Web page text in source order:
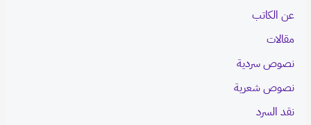
عن الكاتب
مقالات
نصوص سردية
نصوص شعرية
نقد السرد